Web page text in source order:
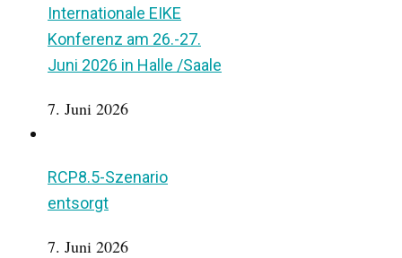
Internationale EIKE
Konferenz am 26.-27.
Juni 2026 in Halle /Saale
7. Juni 2026
RCP8.5-Szenario
entsorgt
7. Juni 2026